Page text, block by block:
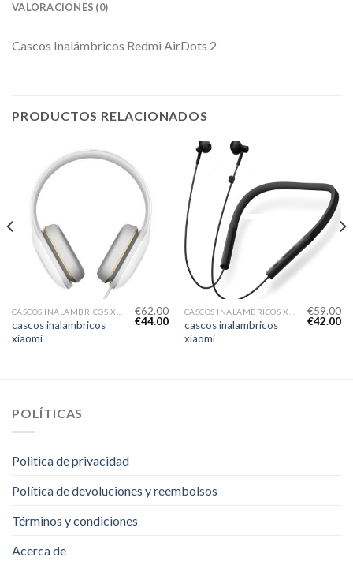
VALORACIONES (0)
Cascos Inalámbricos Redmi AirDots 2
PRODUCTOS RELACIONADOS
cascos inalambricos
xiaomi
€62.00
€44.00
cascos inalambricos
xiaomi
€59.00
€42.00
POLÍTICAS
Politica de privacidad
Política de devoluciones y reembolsos
Términos y condiciones
Acerca de